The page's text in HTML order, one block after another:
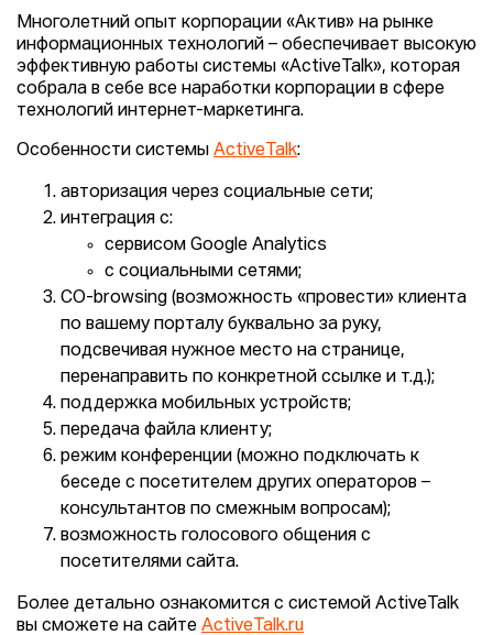
Многолетний опыт корпорации «Актив» на рынке
информационных технологий – обеспечивает высокую
эффективную работы системы «ActiveTalk», которая
собрала в себе все наработки корпорации в сфере
технологий интернет-маркетинга.
Особенности системы ActiveTalk:
авторизация через социальные сети;
интеграция с:
сервисом Google Analytics
с социальными сетями;
СО-browsing (возможность «провести» клиента
по вашему порталу буквально за руку,
подсвечивая нужное место на странице,
перенаправить по конкретной ссылке и т.д.);
поддержка мобильных устройств;
передача файла клиенту;
режим конференции (можно подключать к
беседе с посетителем других операторов –
консультантов по смежным вопросам);
возможность голосового общения с
посетителями сайта.
Более детально ознакомится с системой ActiveTalk
вы сможете на сайте ActiveTalk.ru